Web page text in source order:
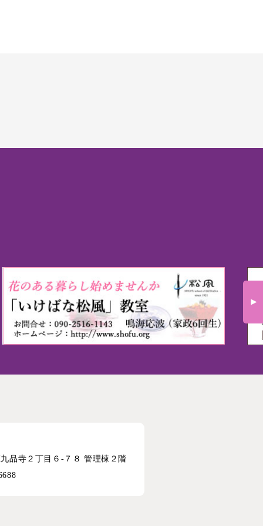
品寺２丁目６-７８ 管理棟２階